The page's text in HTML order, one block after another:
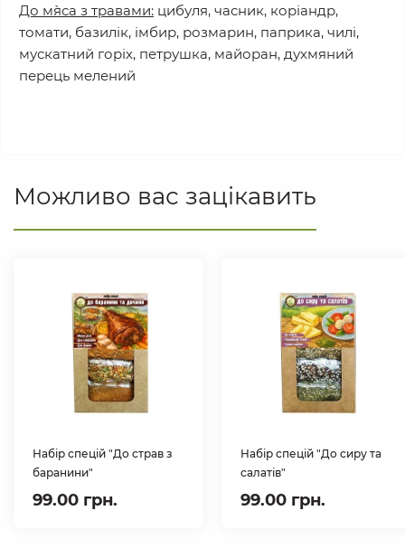
До м`яса з травами: цибуля, часник, коріандр,
томати, базилік, імбир, розмарин, паприка, чилі,
мускатний горіх, петрушка, майоран, духмяний
перець мелений
Можливо вас зацікавить
Набір спецій "До страв з
баранини"
99.00 грн.
Набір спецій "До сиру та
салатів"
99.00 грн.